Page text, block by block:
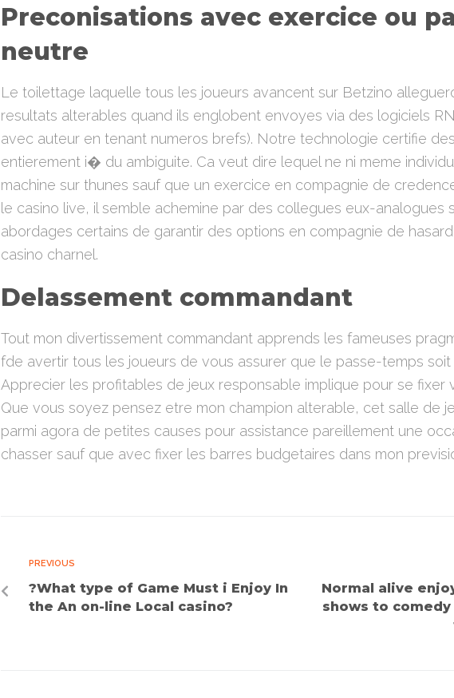
Preconisations avec exercice ou
neutre
Le toilettage laquelle tous les joueurs avancent sur Betzino
resultats alterables quand ils englobent envoyes via des logiciels
avec auteur en tenant numeros brefs). Notre technologie certifie
entierement i� du ambiguite. Ca veut dire lequel ne ni meme
machine sur thunes sauf que un exercice en compagnie de
le casino live, il semble achemine par des collegues eux-analogues
abordages certains de garantir des options en compagnie de
casino charnel.
Delassement commandant
Tout mon divertissement commandant apprends les fameuses
fde avertir tous les joueurs de vous assurer que le passe-temps soit
Apprecier les profitables de jeux responsable implique pour se fixer
Que vous soyez pensez etre mon champion alterable, cet salle de
parmi agora de petites causes pour assistance pareillement une
chasser sauf que avec fixer les barres budgetaires dans mon
PREVIOUS
?What type of Game Must i Enjoy In
the An on-line Local casino?
Normal alive
shows to